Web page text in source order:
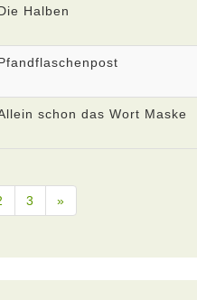
Halben
schon das Wort Maske
3 »